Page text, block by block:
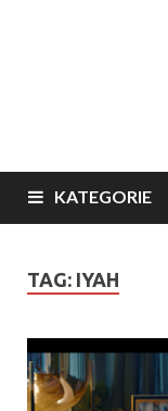
KATEGORIE
TAG: IYAH